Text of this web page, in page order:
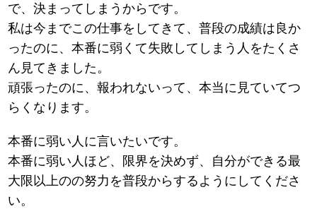
で、決まってしまうからです。
私は今までこの仕事をしてきて、普段の成績は良か
ったのに、本番に弱くて失敗してしまう人をたくさ
ん見てきました。
頑張ったのに、報われないって、本当に見ていてつ
らくなります。
本番に弱い人に言いたいです。
本番に弱い人ほど、限界を決めず、自分ができる最
大限以上のの努力を普段からするようにしてくださ
い。